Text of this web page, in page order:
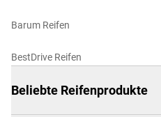
Barum Reifen
BestDrive Reifen
Beliebte Reifenprodukte